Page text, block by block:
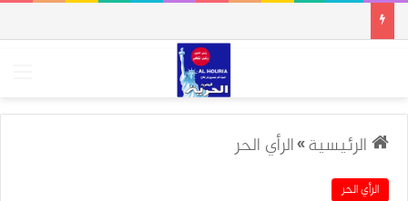
الرئيسية»الرأي الحر
الرأي الحر